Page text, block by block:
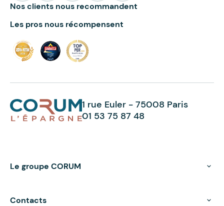
Nos clients nous recommandent
Les pros nous récompensent
1 rue Euler - 75008 Paris
01 53 75 87 48
Le groupe CORUM
Contacts